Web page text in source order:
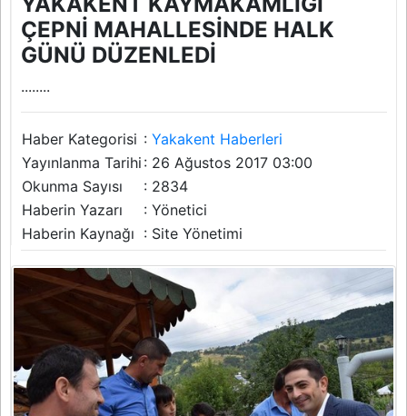
ÇEPNİ MAHALLESİNDE HALK
GÜNÜ DÜZENLEDİ
........
Haber Kategorisi : Yakakent Haberleri
Yayınlanma Tarihi : 26 Ağustos 2017 03:00
Okunma Sayısı
: 2834
Haberin Yazarı
: Yönetici
Haberin Kaynağı : Site Yönetimi